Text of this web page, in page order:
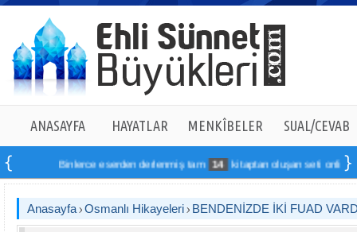
ANASAYFA HAYATLAR MENKÎBELER SUAL/CEVAB
Binlerce eserden derlenmiş tam 14 kitaptan oluşan seti online
Anasayfa Osmanlı Hikayeleri BENDENİZDE İKİ FUAD